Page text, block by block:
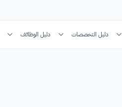
دليل التخصصات دليل الوظائف